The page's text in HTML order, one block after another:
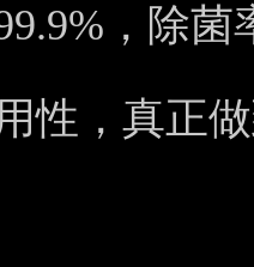
，除菌
性，真正